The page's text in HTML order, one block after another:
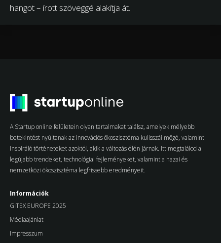
hangot – írott szöveggé alakítja át.
A Startup online felületein olyan tartalmakat találsz, amelyek mélyebb
betekintést nyújtanak az innovációs ökoszisztéma kulisszái mögé, valamint
inspiráló történeteket azoktól, akik a változás élén járnak. Itt megtalálod a
legújabb trendeket, technológiai fejleményeket, valamint a hazai és
nemzetközi ökoszisztéma legfrissebb eredményeit.
Információk
GITEX EUROPE 2025
Médiaajánlat
Impresszum